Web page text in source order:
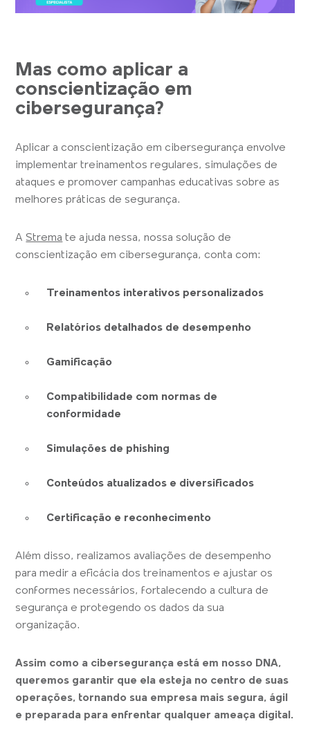
Mas como aplicar a
conscientização em
cibersegurança?
Aplicar a conscientização em cibersegurança envolve
implementar treinamentos regulares, simulações de
ataques e promover campanhas educativas sobre as
melhores práticas de segurança.
AStrema te ajuda nessa, nossa solução de
conscientização em cibersegurança, conta com:
Treinamentos interativos personalizados
Relatórios detalhados de desempenho
Gamificação
Compatibilidade com normas de
conformidade
Simulações de phishing
Conteúdos atualizados e diversificados
Certificação e reconhecimento
Além disso, realizamos avaliações de desempenho
para medir a eficácia dos treinamentos e ajustar os
conformes necessários, fortalecendo a cultura de
segurança e protegendo os dados da sua
organização.
Assim como a cibersegurança está em nosso DNA,
queremos garantir que ela esteja no centro de suas
operações, tornando sua empresa mais segura, ágil
e preparada para enfrentar qualquer ameaça digital.